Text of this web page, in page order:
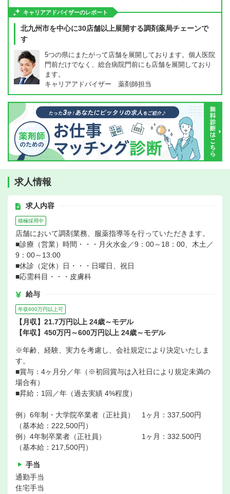
キャリアアドバイザーのレポート
北九州市を中心に30店舗以上展開する調剤薬局チェーンで
す
5つの県にまたがって店舗を展開しております。個人医院
門前だけでなく、総合病院門前にも店舗を展開しており
ます。
キャリアアドバイザー 薬剤師担当
求人情報
求人内容
積極採用中
店舗において調剤業務、服薬指導等を行っていただきます。
■診療（営業）時間・・・月火水金／9：00～18：00、木土／
9：00～13:00
■休診（定休）日・・・日曜日、祝日
■応需科目・・・皮膚科
給与
年収600万円以上可
【月収】21.7万円以上 24歳～モデル
【年収】450万円～600万円以上 24歳～モデル
※年齢、経験、実力を考慮し、会社規定により決定いたしま
す。
■賞与：4ヶ月分／年（※初回賞与は入社日により規定未満の
場合有）
■昇給：1回／年（過去実績 4%程度）
例）6年制・大学院卒業者（正社員） 1ヶ月：337,500円
（基本給：222,500円）
例）4年制卒業者（正社員） 1ヶ月：332.500円
（基本給：217,500円）
手当
通勤手当
住宅手当